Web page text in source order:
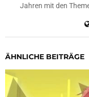
Jahren mit den
ÄHNLICHE BEITRÄGE